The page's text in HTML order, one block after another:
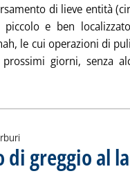
di lieve entità
e ben
le cui operazioni di
giorni, senza
di greggio al
Services: "nessun dato certo
marzo 2016 alle 16.16.